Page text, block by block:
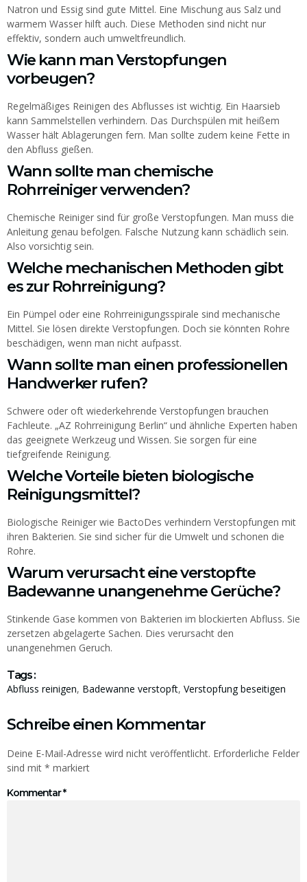
Natron und Essig sind gute Mittel. Eine Mischung aus Salz und
warmem Wasser hilft auch. Diese Methoden sind nicht nur
effektiv, sondern auch umweltfreundlich.
Wie kann man Verstopfungen
vorbeugen?
Regelmäßiges Reinigen des Abflusses ist wichtig. Ein Haarsieb
kann Sammelstellen verhindern. Das Durchspülen mit heißem
Wasser hält Ablagerungen fern. Man sollte zudem keine Fette in
den Abfluss gießen.
Wann sollte man chemische
Rohrreiniger verwenden?
Chemische Reiniger sind für große Verstopfungen. Man muss die
Anleitung genau befolgen. Falsche Nutzung kann schädlich sein.
Also vorsichtig sein.
Welche mechanischen Methoden gibt
es zur Rohrreinigung?
Ein Pümpel oder eine Rohrreinigungsspirale sind mechanische
Mittel. Sie lösen direkte Verstopfungen. Doch sie könnten Rohre
beschädigen, wenn man nicht aufpasst.
Wann sollte man einen professionellen
Handwerker rufen?
Schwere oder oft wiederkehrende Verstopfungen brauchen
Fachleute. „AZ Rohrreinigung Berlin“ und ähnliche Experten haben
das geeignete Werkzeug und Wissen. Sie sorgen für eine
tiefgreifende Reinigung.
Welche Vorteile bieten biologische
Reinigungsmittel?
Biologische Reiniger wie BactoDes verhindern Verstopfungen mit
ihren Bakterien. Sie sind sicher für die Umwelt und schonen die
Rohre.
Warum verursacht eine verstopfte
Badewanne unangenehme Gerüche?
Stinkende Gase kommen von Bakterien im blockierten Abfluss. Sie
zersetzen abgelagerte Sachen. Dies verursacht den
unangenehmen Geruch.
Tags :
Abfluss reinigen, Badewanne verstopft, Verstopfung beseitigen
Schreibe einen Kommentar
Deine E-Mail-Adresse wird nicht veröffentlicht. Erforderliche Felder
sind mit * markiert
Kommentar*